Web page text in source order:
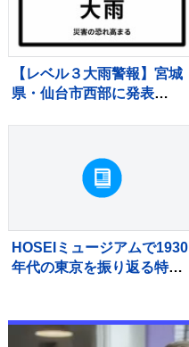
【レベル３大雨警報】宮城
県・仙台市西部に発表
HOSEIミュージアムで1930
年代の東京を振り返る特別